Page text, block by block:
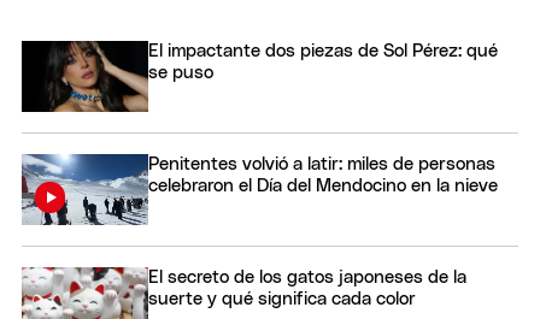
El impactante dos piezas de Sol Pérez: qué
se puso
Penitentes volvió a latir: miles de personas
celebraron el Día del Mendocino en la nieve
El secreto de los gatos japoneses de la
suerte y qué significa cada color